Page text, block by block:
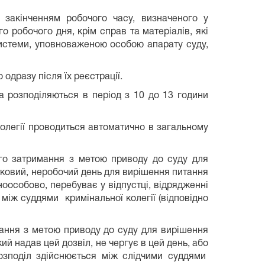
робочого часу, визначеного у
робочого дня, крім справ та матеріалів, які
уповноваженою особою апарату суду,
після їх реєстрації.
розподіляються в період з 10 до 13 години
проводиться автоматично в загальному
затримання з метою приводу до суду для
неробочий день для вирішення питання
перебуває у відпустці, відрядженні
суддями кримінальної колегії (відповідно
з метою приводу до суду для вирішення
надав цей дозвіл, не чергує в цей день, або
здійснюється між слідчими суддями